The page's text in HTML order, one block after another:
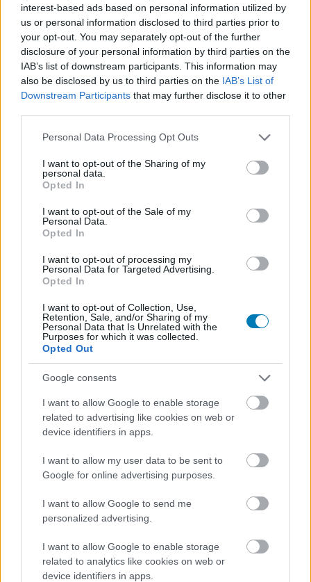
interest-based ads based on personal information utilized by
us or personal information disclosed to third parties prior to
your opt-out. You may separately opt-out of the further
disclosure of your personal information by third parties on the
IAB’s list of downstream participants. This information may
also be disclosed by us to third parties on the IAB’s List of
Downstream Participants that may further disclose it to other
Please note that this website/app uses one or more Google
not limited to your visit or usage behaviour. You may click to
grant or deny consent to Google and its third-party tags to
use your data for below specified purposes in below Google
consent section.
Personal Data Processing Opt Outs
I want to opt-out of the Sharing of my
personal data.
Opted In
I want to opt-out of the Sale of my
Personal Data.
Opted In
I want to opt-out of processing my
Personal Data for Targeted Advertising.
Opted In
I want to opt-out of Collection, Use,
Retention, Sale, and/or Sharing of my
Personal Data that Is Unrelated with the
Purposes for which it was collected.
Opted Out
Google consents
I want to allow Google to enable storage
related to advertising like cookies on web or
device identifiers in apps.
I want to allow my user data to be sent to
Google for online advertising purposes.
I want to allow Google to send me
personalized advertising.
I want to allow Google to enable storage
related to analytics like cookies on web or
device identifiers in apps.
tematikájával könnyedén rabul ejti az ember szívét. Akár
nyolc fővel is játszható, de akkor sincs baj, ha egyedül
ugranánk fejest a homokba: a készítők gondoltak ránk
egy szóló játékmóddal is. (Ezt kipróbáltam és bár
abszolút nem olyan szórakoztató, mint másokkal
játszani, de végső soron ez egy szuper plusz lehetőség).
A negyvenöt perces játékidő itt is könnyen lehet sokkal
mindig másik ellenfél ellen, ezek az összecsapások
pedig könnyen elhúzódhatnak. Ez a világ legegyszerűbb
pakliépítős társasjátéka: húzol pár lapot, megtartasz
reménykedsz, hogy nyerni fogsz.
A játékosnak csak a pakliépítés során van módja
rengeteg van, egy tucatnyi készlet más-más hatással, így
hát a variációk száma szinte végtelen. Nem csupán
stratégiai érzékre van tehát szükség, hanem egy
hatalmas adag szerencsére is, hogy a megfelelő
csapja fel az ember. Ha pedig nem sikerül, akkor minden
akaraterejére szüksége lesz, hogy ne az egész család